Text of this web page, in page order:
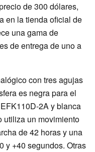
de 300 dólares,
en la tienda oficial de
una gama de
de entrega de uno a
con tres agujas
es negra para el
2A y blanca
utiliza un movimiento
de 42 horas y una
y +40 segundos. Otras